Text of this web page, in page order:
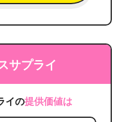
サプライ
イの提供価値は